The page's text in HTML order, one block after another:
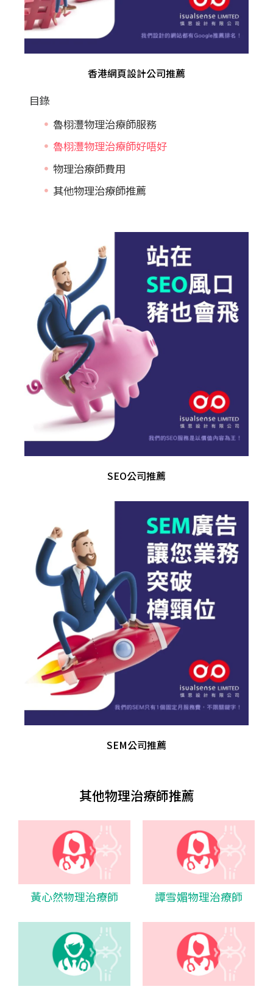
香港網頁設計公司推薦
目錄
魯栩灃物理治療師服務
魯栩灃物理治療師好唔好
物理治療師費用
其他物理治療師推薦
SEO公司推薦
SEM公司推薦
其他物理治療師推薦
黃心然物理治療師 譚雪媚物理治療師